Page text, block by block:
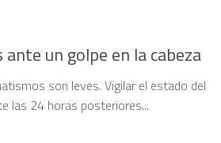
ante un golpe en la cabeza
son leves. Vigilar el estado del
las 24 horas posteriores...